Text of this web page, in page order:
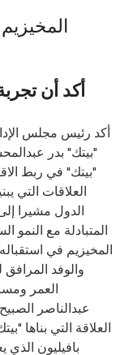
أكد أن
أكد رئيس مجلس
"بيتك" بدر
"بيتك" في ربط
العلاقات التي
الدول مشيرا
المتبادلة مع
المخيزيم في
والوفد
العمر
عبدالناصر
العلاقة التي بناها
بافيليون الذي